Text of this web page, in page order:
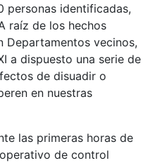
personas identificadas,
raíz de los hechos
Departamentos vecinos,
a dispuesto una serie de
de disuadir o
en nuestras
las primeras horas de
de control